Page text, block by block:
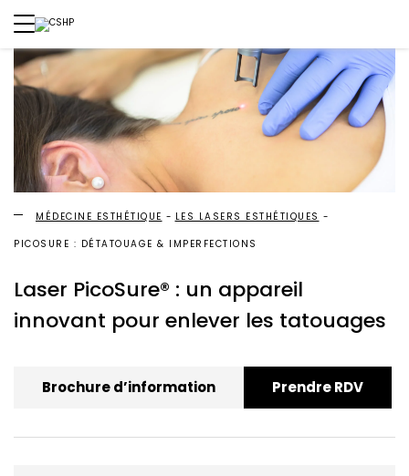
MÉDECINE ESTHÉTIQUE
LES LASERS ESTHÉTIQUES
PICOSURE : DÉTATOUAGE & IMPERFECTIONS
Laser PicoSure® : un appareil
innovant pour enlever les tatouages
Brochure d’information Prendre RDV